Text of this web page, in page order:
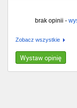
brak opinii -
Zobacz wszystkie
Wystaw opinię